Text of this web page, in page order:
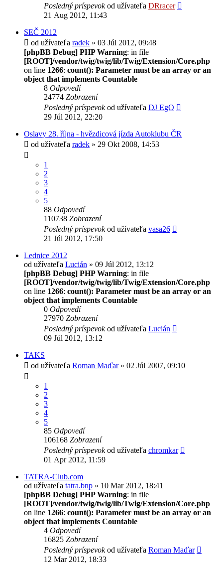
Posledný príspevokod užívateľa DRracer
21 Aug 2012, 11:43
SEČ 2012
od užívateľa radek » 03 Júl 2012, 09:48
[phpBB Debug] PHP Warning: in file
[ROOT]/vendor/twig/twig/lib/Twig/Extension/Core.php
on line 1266: count(): Parameter must be an array or an
object that implements Countable
8 Odpovedí
24774 Zobrazení
Posledný príspevokod užívateľa DJ EgO
29 Júl 2012, 22:20
Oslavy 28. října - hvězdicová jízda Autoklubu ČR
od užívateľa radek » 29 Okt 2008, 14:53
1
2
3
4
5
88 Odpovedí
110738 Zobrazení
Posledný príspevokod užívateľa vasa26
21 Júl 2012, 17:50
Lednice 2012
od užívateľa Lucián » 09 Júl 2012, 13:12
[phpBB Debug] PHP Warning: in file
[ROOT]/vendor/twig/twig/lib/Twig/Extension/Core.php
on line 1266: count(): Parameter must be an array or an
object that implements Countable
0 Odpovedí
27970 Zobrazení
Posledný príspevokod užívateľa Lucián
09 Júl 2012, 13:12
TAKS
od užívateľa Roman Maďar» 02 Júl 2007, 09:10
1
2
3
4
5
85 Odpovedí
106168 Zobrazení
Posledný príspevokod užívateľa chromkar
01 Apr 2012, 11:59
TATRA-Club.com
od užívateľa tatra.bnp » 10 Mar 2012, 18:41
[phpBB Debug] PHP Warning: in file
[ROOT]/vendor/twig/twig/lib/Twig/Extension/Core.php
on line 1266: count(): Parameter must be an array or an
object that implements Countable
4 Odpovedí
16825 Zobrazení
Posledný príspevokod užívateľa Roman Maďar
12 Mar 2012, 18:33